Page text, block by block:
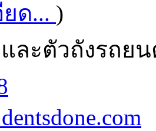
ด... )
ละตัวถังรถย